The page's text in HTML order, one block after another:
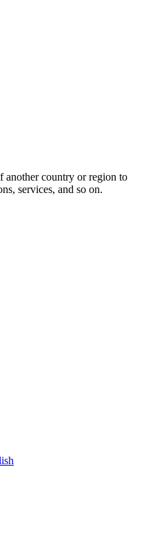
another country or region to
services, and so on.